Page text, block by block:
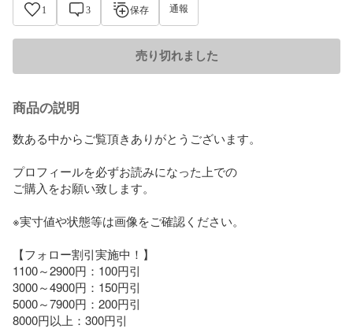
1 3 保存 通報
売り切れました
商品の説明
数ある中からご覧頂きありがとうございます。
プロフィールを必ずお読みになった上での
ご購入をお願い致します。
※実寸値や状態等は画像をご確認ください。
【フォロー割引実施中！】
1100～2900円：100円引
3000～4900円：150円引
5000～7900円：200円引
8000円以上：300円引